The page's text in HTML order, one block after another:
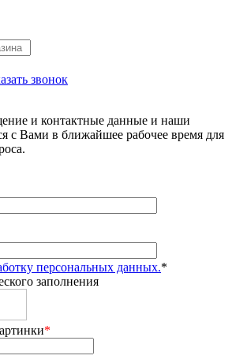
звонок
и контактные данные и наши
с Вами в ближайшее рабочее время для
персональных данных.*
заполнения
*